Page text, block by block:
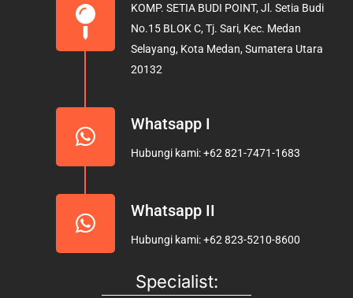
o
o
k
g
r
a
b
e
KOMP. SETIA BUDI POINT, Jl. Setia Budi
No.15 BLOK C, Tj. Sari, Kec. Medan
Selayang, Kota Medan, Sumatera Utara
20132
Whatsapp I
Hubungi kami: +62 821-7471-1683
Whatsapp II
Hubungi kami: +62 823-5210-8600
Specialist: